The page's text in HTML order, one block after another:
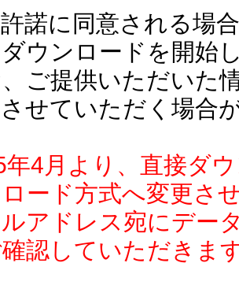
諾に同意される場
ウンロードを開始
ご提供いただいた
せていただく場合
年4月より、直接ダ
ード方式へ変更さ
ルアドレス宛にデー
認していただきま